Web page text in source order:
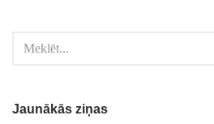
Jaunākās ziņas